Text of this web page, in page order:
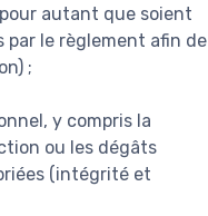
autant que soient
par le règlement afin de
;
y compris la
ou les dégâts
(intégrité et